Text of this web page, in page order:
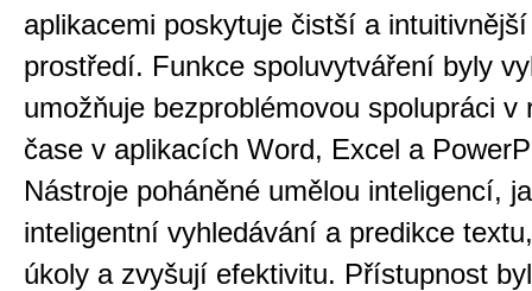
aplikacemi poskytuje čistší a
prostředí. Funkce spoluvytváření byly
umožňuje bezproblémovou spolupráci v
čase v aplikacích Word, Excel a
Nástroje poháněné umělou inteligencí,
inteligentní vyhledávání a predikce
úkoly a zvyšují efektivitu. Přístupnost